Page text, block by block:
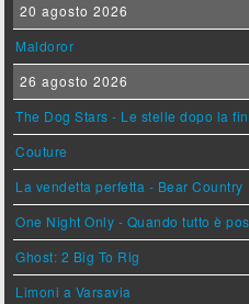
20 agosto 2026
Maldoror
26 agosto 2026
The Dog Stars - Le stelle dopo la
Couture
La vendetta perfetta - Bear Country
One Night Only - Quando tutto è
Ghost: 2 Big To Rig
Limoni a Varsavia